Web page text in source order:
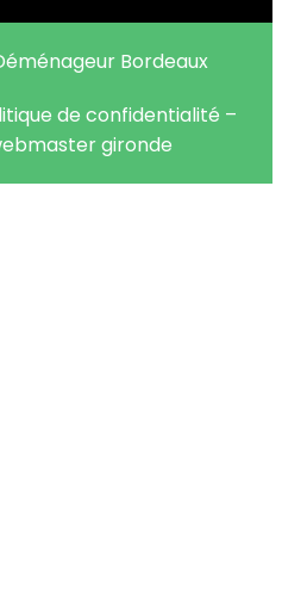
Bordeaux
de confidentialité –
gironde